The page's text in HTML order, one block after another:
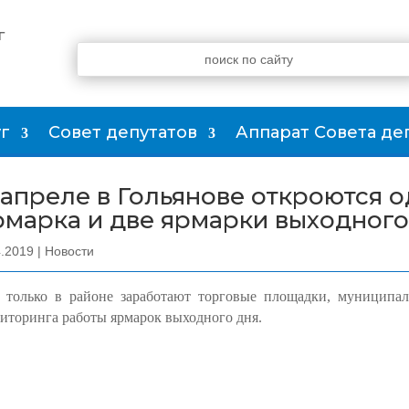
Совет депутатов Аппарат Совета
в Гольянове откроются
и две ярмарки
| Новости
только в районе заработают торговые площадки,
работы ярмарок выходного дня.